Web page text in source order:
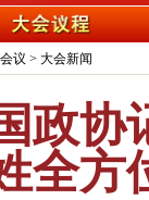
议 > 大会新闻
政协
全方